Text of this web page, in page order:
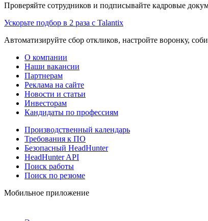
Проверяйте сотрудников и подписывайте кадровые
Ускорьте подбор в 2 раза с Talantix
Автоматизируйте сбор откликов, настройте воронку,
О компании
Наши вакансии
Партнерам
Реклама на сайте
Новости и статьи
Инвесторам
Кандидаты по профессиям
Производственный календарь
Требования к ПО
Безопасный HeadHunter
HeadHunter API
Поиск работы
Поиск по резюме
Мобильное приложение